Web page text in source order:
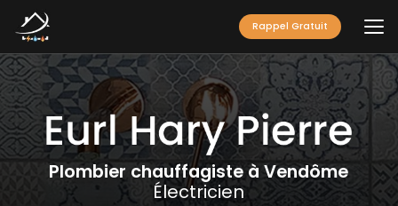
contenu
principal
Rappel Gratuit
Plombier chauffagiste à Vendôme
Électricien